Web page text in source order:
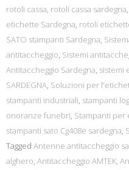
rotoli cassa, rotoli cassa sardegna,
etichette Sardegna, rotoli
SATO stampanti Sardegna,
antitaccheggio, Sistemi
Antitaccheggio Sardegna, sistemi
SARDEGNA, Soluzioni per
stampanti industriali, stampanti
onoranze funebri, Stampanti per
stampanti sato Cg408e sardegna,
Tagged Antenne antitaccheggio
alghero, Antitaccheggio AMTEK,